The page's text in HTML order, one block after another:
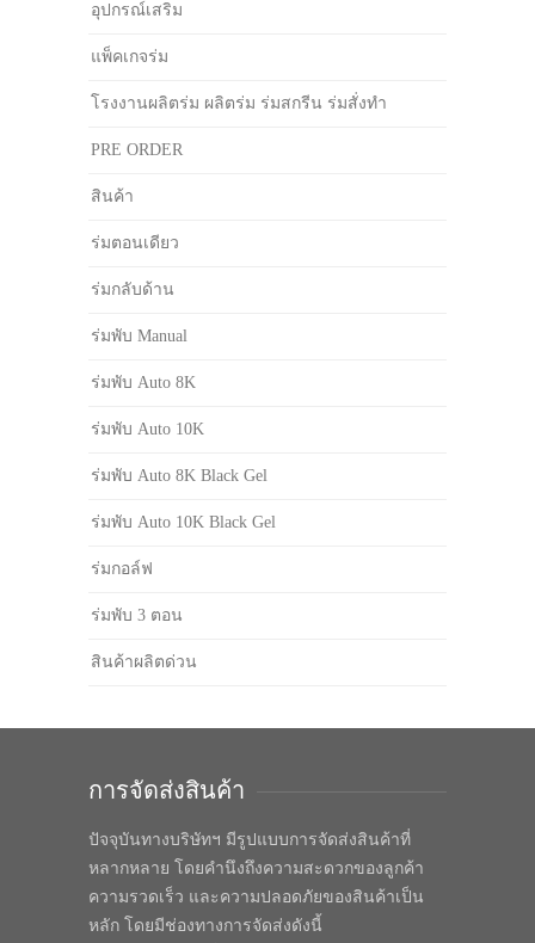
อุปกรณ์เสริม
แพ็คเกจร่ม
โรงงานผลิตร่ม ผลิตร่ม ร่มสกรีน ร่มสั่งทำ
PRE ORDER
สินค้า
ร่มตอนเดียว
ร่มกลับด้าน
ร่มพับ Manual
ร่มพับ Auto 8K
ร่มพับ Auto 10K
ร่มพับ Auto 8K Black Gel
ร่มพับ Auto 10K Black Gel
ร่มกอล์ฟ
ร่มพับ 3 ตอน
สินค้าผลิตด่วน
การจัดส่งสินค้า
ปัจจุบันทางบริษัทฯ มีรูปแบบการจัดส่งสินค้าที่
หลากหลาย โดยคำนึงถึงความสะดวกของลูกค้า
ความรวดเร็ว และความปลอดภัยของสินค้าเป็น
หลัก โดยมีช่องทางการจัดส่งดังนี้